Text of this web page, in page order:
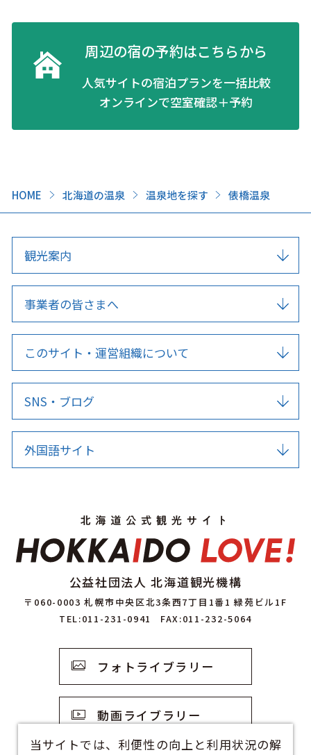
HOME 北海道の温泉 温泉地を探す 俵橋温泉
周辺の宿の予約はこちらから
人気サイトの宿泊プランを一括比較
オンラインで空室確認＋予約
観光案内
事業者の皆さまへ
このサイト・運営組織について
SNS・ブログ
外国語サイト
公益社団法人 北海道観光機構
〒060-0003 札幌市中央区北3条西7丁目1番1 緑苑ビル1F
TEL:011-231-0941
FAX:011-232-5064
フォトライブラリー
動画ライブラリー
当サイトでは、利便性の向上と利用状況の解